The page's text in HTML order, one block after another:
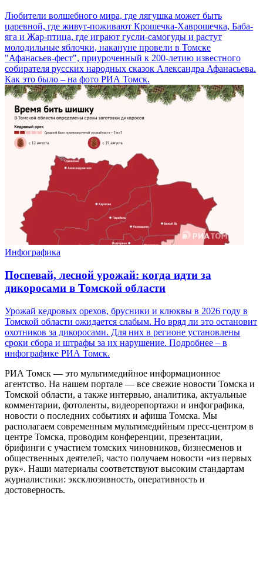
Любители волшебного мира, где лягушка может быть
царевной, где живут-поживают Крошечка-Хаврошечка, Баба-
яга и Жар-птица, где играют гусли-самогуды и растут
молодильные яблочки, накануне провели в Томске
"Афанасьев-фест", приуроченный к 200-летию известного
собирателя русских народных сказок Александра Афанасьева.
Как это было – на фото РИА Томск.
Инфографика
Поспевай, лесной урожай: когда идти за
дикоросами в Томской области
Урожай кедровых орехов, брусники и клюквы в 2026 году в
Томской области ожидается слабым. Но вряд ли это остановит
охотников за дикоросами. Для них в регионе установлены
сроки сбора и штрафы за их нарушение. Подробнее – в
инфографике РИА Томск.
РИА Томск — это мультимедийное информационное
агентство. На нашем портале — все свежие новости Томска и
Томской области, а также интервью, аналитика, актуальные
комментарии, фотоленты, видеорепортажи и инфографика,
новости о последних событиях и афиша Томска. Мы
располагаем современным мультимедийным пресс-центром в
центре Томска, проводим конференции, презентации,
брифинги с участием томских чиновников, бизнесменов и
общественных деятелей, часто получаем новости «из первых
рук». Наши материалы соответствуют высоким стандартам
журналистики: эксклюзивность, оперативность и
достоверность.